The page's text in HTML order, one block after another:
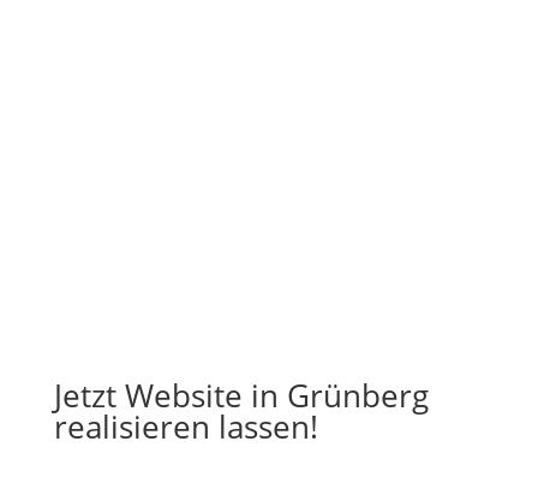
Jetzt Website in Grünberg
realisieren lassen!